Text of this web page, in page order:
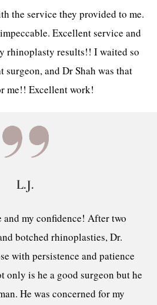
the service they provided to me.
Excellent service and
rhinoplasty results!! I waited so
and Dr Shah was that
me!! Excellent work!
L.J.
and my confidence! After two
botched rhinoplasties, Dr.
with persistence and patience
is he a good surgeon but he
He was concerned for my